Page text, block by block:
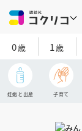
0歳 1歳
妊娠と出産 子育て